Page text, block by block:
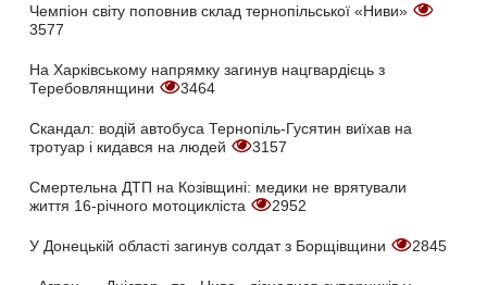
Чемпіон світу поповнив склад тернопільської «Ниви»
3577
На Харківському напрямку загинув нацгвардієць з
Теребовлянщини
3464
Скандал: водій автобуса Тернопіль-Гусятин виїхав на
тротуар і кидався на людей
3157
Смертельна ДТП на Козівщині: медики не врятували
життя 16-річного мотоцикліста
2952
У Донецькій області загинув солдат з Борщівщини 2845